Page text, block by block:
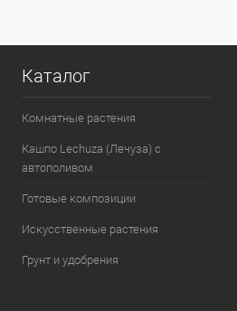
Каталог
Комнатные растения
Кашпо Lechuza (Лечуза) с
автополивом
Готовые композиции
Искусственные растения
Грунт и удобрения